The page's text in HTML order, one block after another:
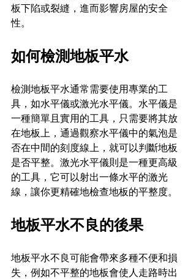
板下陷或裂縫，進而影響房屋的安全
性。
如何檢測地板平水
檢測地板平水通常需要使用專業的工
具，如水平儀或激光水平儀。水平儀是
一種簡單且實用的工具，只需要將其放
在地板上，通過觀察水平儀中的氣泡是
否在中間的刻度線上，就可以判斷地板
是否平整。激光水平儀則是一種更高級
的工具，它可以射出一條水平的激光
線，讓你更精確地檢查地板的平整度。
地板平水不良的後果
地板平水不良可能會帶來多種不便和損
失，例如不平整的地板會使人走路時出